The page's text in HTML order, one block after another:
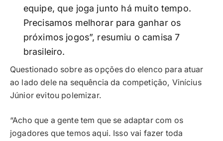
equipe, que joga junto há muito tempo.
Precisamos melhorar para ganhar os
próximos jogos”, resumiu o camisa 7
brasileiro.
Questionado sobre as opções do elenco para atuar
ao lado dele na sequência da competição, Vinícius
Júnior evitou polemizar.
“Acho que a gente tem que se adaptar com os
jogadores que temos aqui. Isso vai fazer toda